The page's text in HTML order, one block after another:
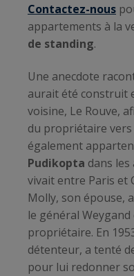
Contactez-nous
appartements à la
de standing.
Une anecdote
aurait été construit
voisine, Le Rouve,
du propriétaire vers
également
Pudikopta dans
vivait entre Paris et
Molly, son épouse,
le général
propriétaire. En
détenteur, a tenté
pour lui redonner